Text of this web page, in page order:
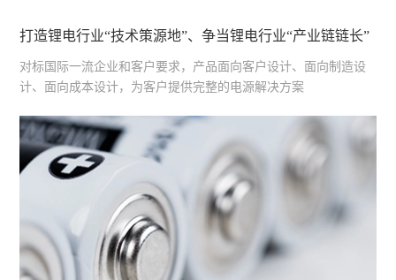
打造锂电行业“技术策源地”、争当锂电行业“产业链链长”
对标国际一流企业和客户要求，产品面向客户设计、面向制造设
计、面向成本设计，为客户提供完整的电源解决方案